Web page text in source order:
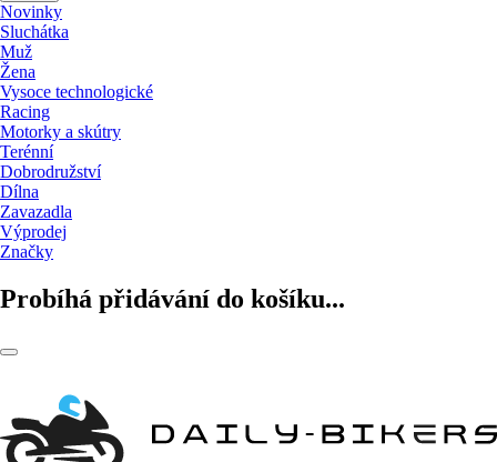
Novinky
Sluchátka
Muž
Žena
Vysoce technologické
Racing
Motorky a skútry
Terénní
Dobrodružství
Dílna
Zavazadla
Výprodej
Značky
Probíhá přidávání do košíku...